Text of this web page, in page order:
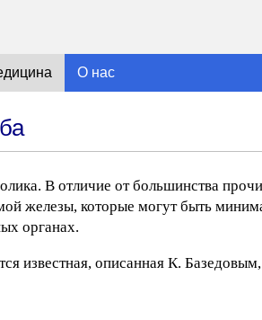
О нас
В отличие от большинства
железы, которые могут быть
органах.
известная, описанная К.